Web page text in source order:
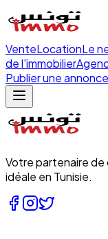
VenteLocationLe
de l'immobilier
Publier une annonce
Votre partenaire
idéale en Tunisie.